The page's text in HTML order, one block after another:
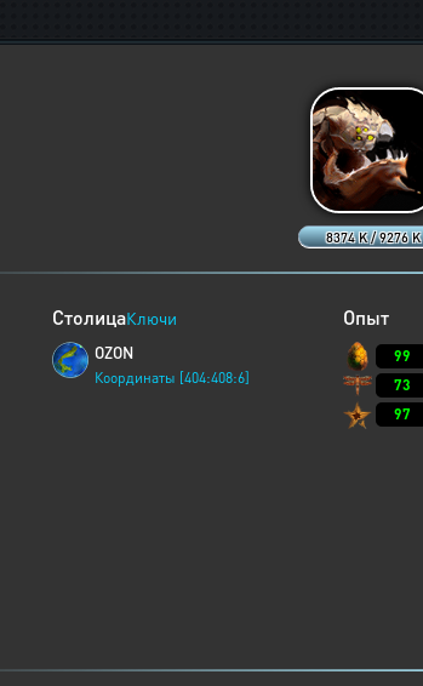
8374 K / 9276 K
СтолицаКлючи
OZON
Координаты [404:408:6]
Опыт
99
73
97